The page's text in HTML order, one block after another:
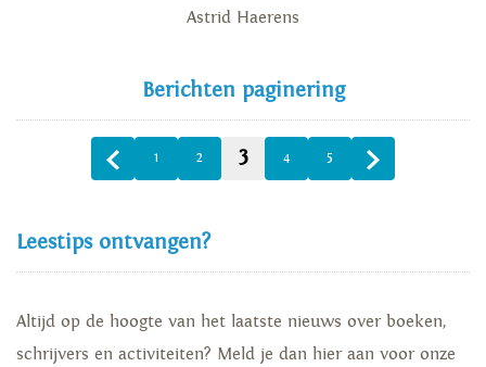
Astrid Haerens
Berichten paginering
1 2 3 4 5
Leestips ontvangen?
Altijd op de hoogte van het laatste nieuws over boeken,
schrijvers en activiteiten? Meld je dan hier aan voor onze